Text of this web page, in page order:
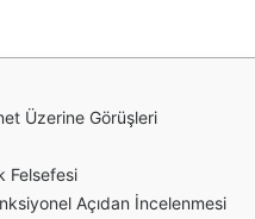
Üzerine Görüşleri
Felsefesi
Açıdan İncelenmesi